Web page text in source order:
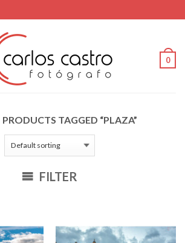
0
PRODUCTS TAGGED “PLAZA”
FILTER